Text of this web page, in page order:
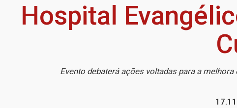
Hospital
Evento debaterá ações voltadas para a